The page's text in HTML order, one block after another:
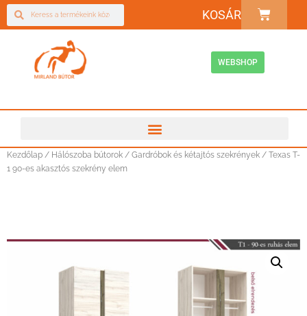
KOSÁR
WEBSHOP
Kezdőlap / Hálószoba bútorok / Gardróbok és kétajtós szekrények / Texas T-
1 90-es akasztós szekrény elem